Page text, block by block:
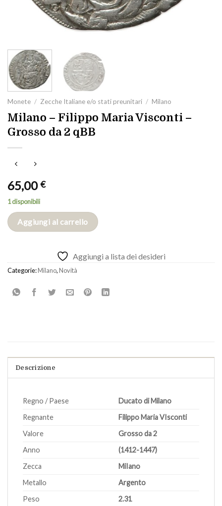
Monete / Zecche Italiane e/o stati preunitari / Milano
Milano – Filippo Maria Visconti –
Grosso da 2 qBB
65,00€
1 disponibili
Aggiungi al carrello
Aggiungi a lista dei desideri
Categorie:Milano,Novità
Descrizione
Regno / Paese
Ducato di Milano
Regnante
Filippo Maria VIsconti
Valore
Grosso da 2
Anno
(1412-1447)
Zecca
MiIano
Metallo
Argento
Peso
2.31